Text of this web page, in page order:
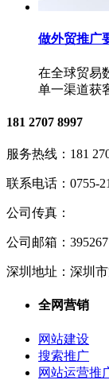
做外贸推广
在全球贸易
单一渠道获
181 2707 8997
服务热线： 181
联系电话： 0755-
公司传真：
公司邮箱：
深圳地址： 深圳
全网营销
网站建设
搜索推广
网站运营推